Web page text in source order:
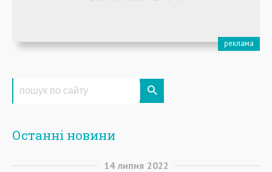
Останні новини
14 липня 2022